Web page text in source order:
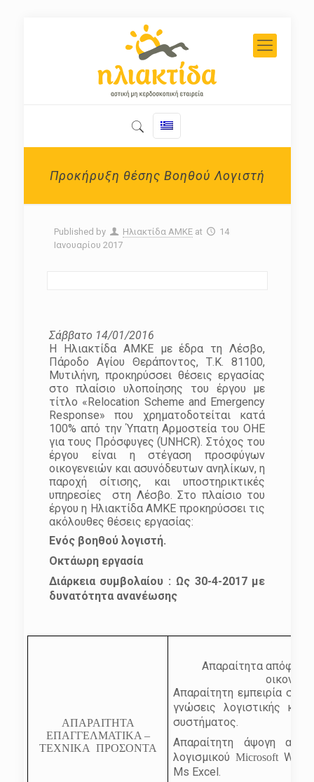
Προκήρυξη θέσης Βοηθού Λογιστή
Published by Ηλιακτίδα ΑΜΚΕ at
14
Ιανουαρίου 2017
Σάββατο 14/01/2016
Η Ηλιακτίδα ΑΜΚΕ με έδρα τη Λέσβο,
Πάροδο Αγίου Θεράποντος, Τ.Κ. 81100,
Μυτιλήνη, προκηρύσσει θέσεις εργασίας
στο πλαίσιο υλοποίησης του έργου με
τίτλο «Relocation Scheme and Emergency
Response» που χρηματοδοτείται κατά
100% από την Ύπατη Αρμοστεία του ΟΗΕ
για τους Πρόσφυγες (UNHCR). Στόχος του
έργου είναι η στέγαση προσφύγων
οικογενειών και ασυνόδευτων ανηλίκων, η
παροχή σίτισης, και υποστηρικτικές
υπηρεσίες
στη Λέσβο. Στο πλαίσιο του
έργου η Ηλιακτίδα ΑΜΚΕ προκηρύσσει τις
ακόλουθες θέσεις εργασίας:
Ενός βοηθού λογιστή.
Οκτάωρη εργασία
Διάρκεια συμβολαίου : Ως 30-4-2017 με
δυνατότητα ανανέωσης
ΑΠΑΡΑΙΤΗΤΑ
ΕΠΑΓΓΕΛΜΑΤΙΚΑ –
ΤΕΧΝΙΚΑ ΠΡΟΣΟΝΤΑ
Απαραίτητα
Απαραίτητη εμπειρία σε
γνώσεις λογιστικής και
συστήματος.
Απαραίτητη άψογη
λογισμικού Microsoft
Ms Excel.